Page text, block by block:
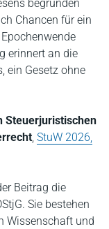
begründen
Chancen für ein
erinnert an die
ein Gesetz ohne
Steuerjuristischen
, StuW 2026,
Beitrag die
Sie bestehen
Wissenschaft und